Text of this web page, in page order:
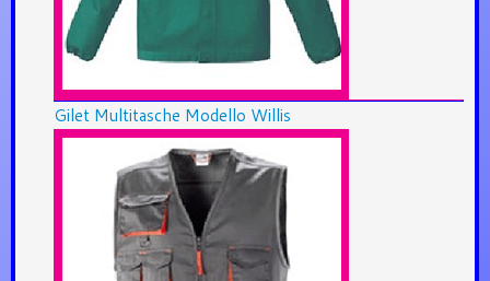
Gilet Multitasche Modello Willis